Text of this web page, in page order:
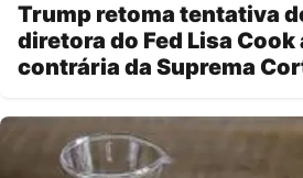
Trump retoma tentativa
diretora do Fed Lisa
contrária da Suprema